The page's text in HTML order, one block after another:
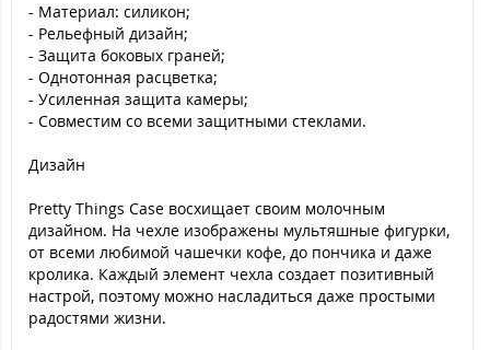
- Материал: силикон;
- Рельефный дизайн;
- Защита боковых граней;
- Однотонная расцветка;
- Усиленная защита камеры;
- Совместим со всеми защитными стеклами.
Дизайн
Pretty Things Case восхищает своим молочным
дизайном. На чехле изображены мультяшные фигурки,
от всеми любимой чашечки кофе, до пончика и даже
кролика. Каждый элемент чехла создает позитивный
настрой, поэтому можно насладиться даже простыми
радостями жизни.